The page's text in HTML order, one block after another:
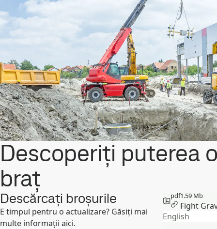
Descoperiți puterea
braț
pdf1.59 Mb
Fight
English
Descărcați broșurile
E timpul pentru o actualizare? Găsiți mai
multe informații aici.